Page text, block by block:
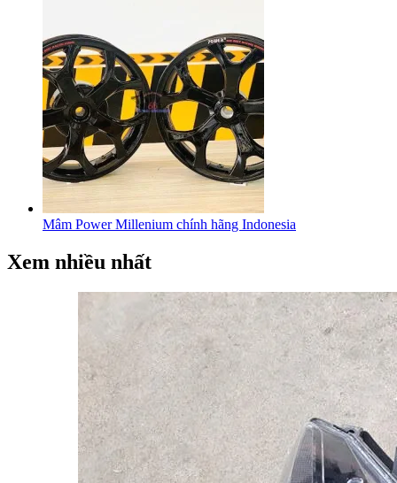
Mâm Power Millenium chính hãng Indonesia
Xem nhiều nhất